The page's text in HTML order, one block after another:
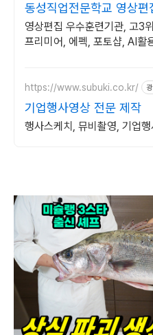
동성직업전문학교 영상편
용 기능 습득
영상편집 우수훈련기관, 고3
프리미어, 에펙, 포토샵, AI활
https://www.subuki.co.kr/
기업행사영상 전문 제작
행사스케치, 뮤비촬영, 기업